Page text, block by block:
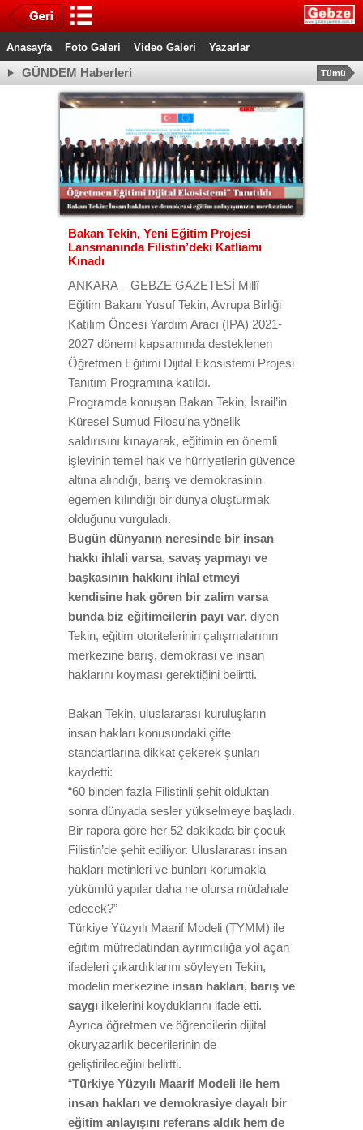
Anasayfa Foto Galeri Video Galeri Yazarlar
GÜNDEM Haberleri Tümü
Bakan Tekin, Yeni Eğitim Projesi
Lansmanında Filistin’deki Katliamı
Kınadı
ANKARA – GEBZE GAZETESİ Millî
Eğitim Bakanı Yusuf Tekin, Avrupa Birliği
Katılım Öncesi Yardım Aracı (IPA) 2021-
2027 dönemi kapsamında desteklenen
Öğretmen Eğitimi Dijital Ekosistemi Projesi
Tanıtım Programına katıldı.
Programda konuşan Bakan Tekin, İsrail’in
Küresel Sumud Filosu’na yönelik
saldırısını kınayarak, eğitimin en önemli
işlevinin temel hak ve hürriyetlerin güvence
altına alındığı, barış ve demokrasinin
egemen kılındığı bir dünya oluşturmak
olduğunu vurguladı.
Bugün dünyanın neresinde bir insan
hakkı ihlali varsa, savaş yapmayı ve
başkasının hakkını ihlal etmeyi
kendisine hak gören bir zalim varsa
bunda biz eğitimcilerin payı var. diyen
Tekin, eğitim otoritelerinin çalışmalarının
merkezine barış, demokrasi ve insan
haklarını koyması gerektiğini belirtti.
Bakan Tekin, uluslararası kuruluşların
insan hakları konusundaki çifte
standartlarına dikkat çekerek şunları
kaydetti:
“60 binden fazla Filistinli şehit olduktan
sonra dünyada sesler yükselmeye başladı.
Bir rapora göre her 52 dakikada bir çocuk
Filistin’de şehit ediliyor. Uluslararası insan
hakları metinleri ve bunları korumakla
yükümlü yapılar daha ne olursa müdahale
edecek?”
Türkiye Yüzyılı Maarif Modeli (TYMM) ile
eğitim müfredatından ayrımcılığa yol açan
ifadeleri çıkardıklarını söyleyen Tekin,
modelin merkezine insan hakları, barış ve
saygı ilkelerini koyduklarını ifade etti.
Ayrıca öğretmen ve öğrencilerin dijital
okuryazarlık becerilerinin de
geliştirileceğini belirtti.
“Türkiye Yüzyılı Maarif Modeli ile hem
insan hakları ve demokrasiye dayalı bir
eğitim anlayışını referans aldık hem de